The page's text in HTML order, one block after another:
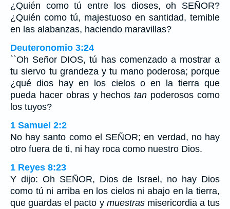
¿Quién como tú entre los dioses, oh SEÑOR?
¿Quién como tú, majestuoso en santidad, temible
en las alabanzas, haciendo maravillas?
Deuteronomio 3:24
``Oh Señor DIOS, tú has comenzado a mostrar a
tu siervo tu grandeza y tu mano poderosa; porque
¿qué dios hay en los cielos o en la tierra que
pueda hacer obras y hechostan poderosos como
los tuyos?
1 Samuel 2:2
No hay santo como el SEÑOR; en verdad, no hay
otro fuera de ti, ni hay roca como nuestro Dios.
1 Reyes 8:23
Y dijo: Oh SEÑOR, Dios de Israel, no hay Dios
como tú ni arriba en los cielos ni abajo en la tierra,
que guardas el pacto y muestrasmisericordia a tus